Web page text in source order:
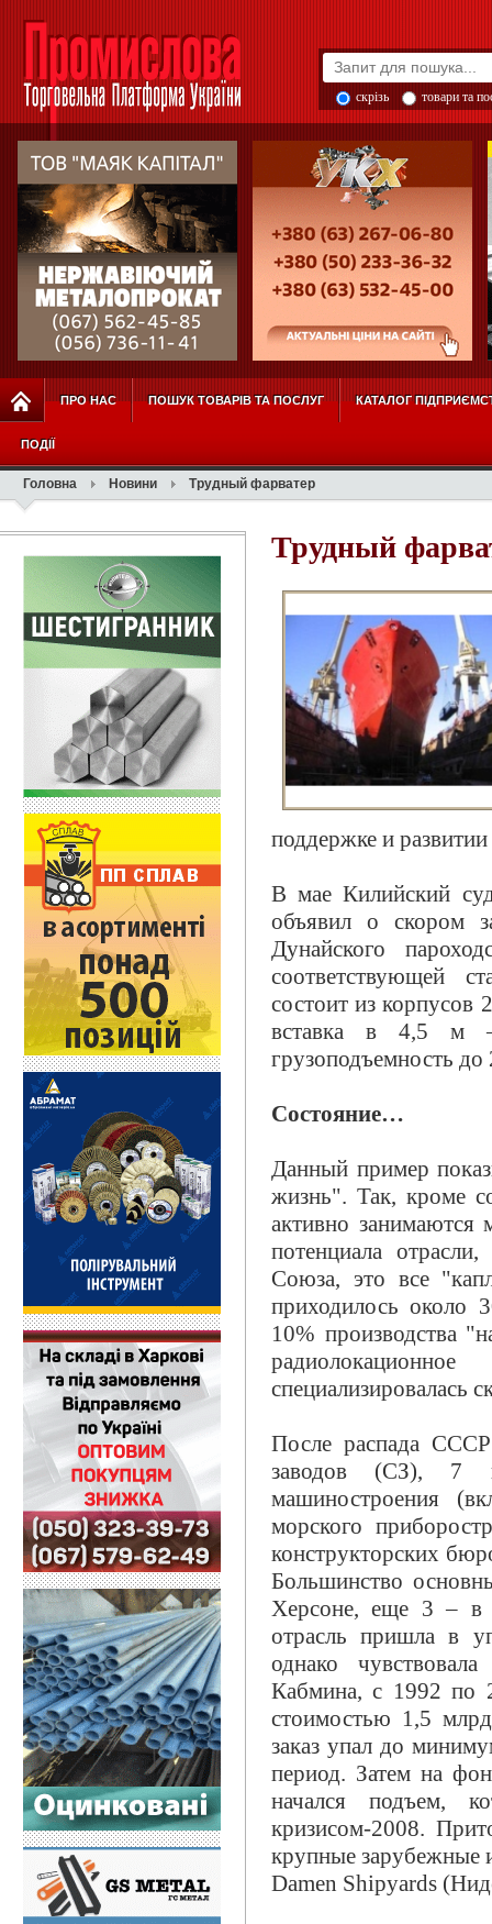
скрізь товари та
ПРО НАС ПОШУК ТОВАРІВ ТА ПОСЛУГ КАТАЛОГ
ПОДІЇ
Головна Новини Трудный фарватер
Трудный
поддержке и
В мае Килийский
объявил о скором
Дунайского
соответствующей
состоит из
вставка в 4,5 м –
грузоподъемность до
Состояние…
Данный пример
жизнь". Так, кроме
активно
потенциала
Союза, это все
приходилось около
10% производства
специализировалась
После распада
заводов (СЗ), 7
машиностроения
морского
конструкторских
Большинство
Херсоне, еще 3 – в
отрасль пришла в
однако
Кабмина, с 1992 по
стоимостью 1,5
заказ упал до
период. Затем на
начался подъем,
кризисом-2008.
крупные зарубежные
Damen Shipyards